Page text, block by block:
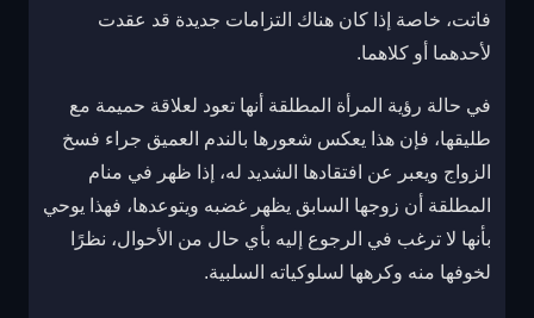
فاتت، خاصة إذا كان هناك التزامات جديدة قد عقدت
لأحدهما أو كلاهما.
في حالة رؤية المرأة المطلقة أنها تعود لعلاقة حميمة مع
طليقها، فإن هذا يعكس شعورها بالندم العميق جراء فسخ
الزواج ويعبر عن افتقادها الشديد له، إذا ظهر في منام
المطلقة أن زوجها السابق يظهر غضبه ويتوعدها، فهذا يوحي
بأنها لا ترغب في الرجوع إليه بأي حال من الأحوال، نظرًا
لخوفها منه وكرهها لسلوكياته السلبية.